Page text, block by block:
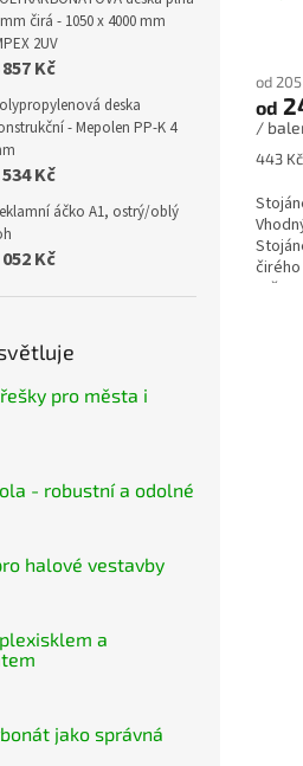
čirá - 1050 x 4000 mm
2UV
Kč
deska
- Mepolen PP-K 4
Kč
áčko A1, ostrý/oblý
Kč
pro města i
- robustní a odolné
halové vestavby
a
jako správná
od
od
/
Měrná
443
určen...